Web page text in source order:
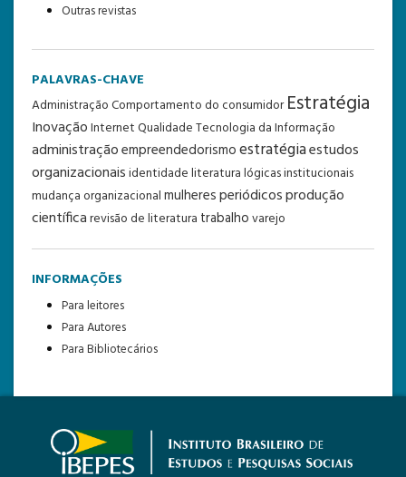
Outras revistas
PALAVRAS-CHAVE
AdministraçãoComportamento do consumidor Estratégia
InovaçãoInternetQualidadeTecnologia da Informação
administraçãoempreendedorismoestratégiaestudos
organizacionaisidentidadeliteraturalógicas institucionais
mudança organizacionalmulheresperiódicosprodução
científicarevisão de literatura trabalhovarejo
INFORMAÇÕES
Para leitores
Para Autores
Para Bibliotecários